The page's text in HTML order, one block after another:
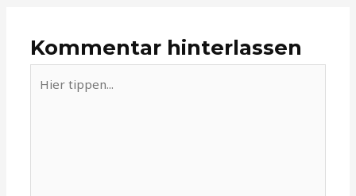
Kommentar hinterlassen
tippen...